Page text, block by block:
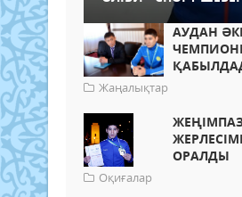
АУДАН
Жаңалықтар
ОРАЛДЫ
Оқиғалар